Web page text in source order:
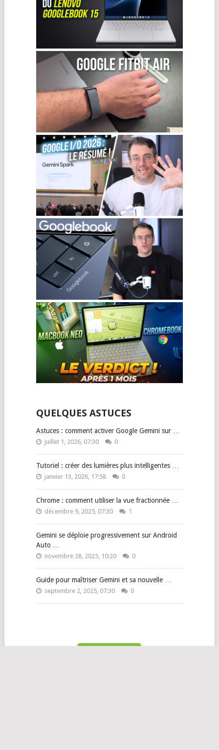
QUELQUES ASTUCES
Astuces : comment activer Google Gemini sur …
juillet 1, 2026, 07:30 0
Tutoriel : créer des lumières plus intelligentes …
janvier 13, 2026, 17:58 0
Chrome : comment utiliser la vue fractionnée …
décembre 9, 2025, 07:30 1
Gemini se déploie progressivement sur Android
Auto …
novembre 28, 2025, 10:20 0
Guide pour maîtriser Gemini et sa nouvelle …
septembre 2, 2025, 07:30 0